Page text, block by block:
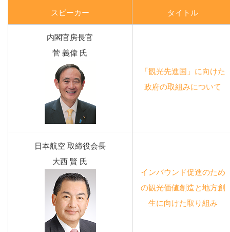
スピーカー タイトル
内閣官房長官
菅 義偉 氏
「観光先進国」に向けた
政府の取組みについて
日本航空 取締役会長
大西 賢 氏
インバウンド促進のため
の観光価値創造と地方創
生に向けた取り組み